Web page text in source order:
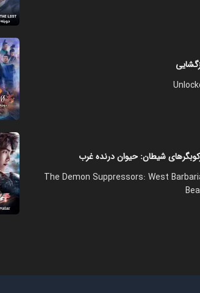
شیطان: حیوان درنده غرب
The Demon Suppressors: West